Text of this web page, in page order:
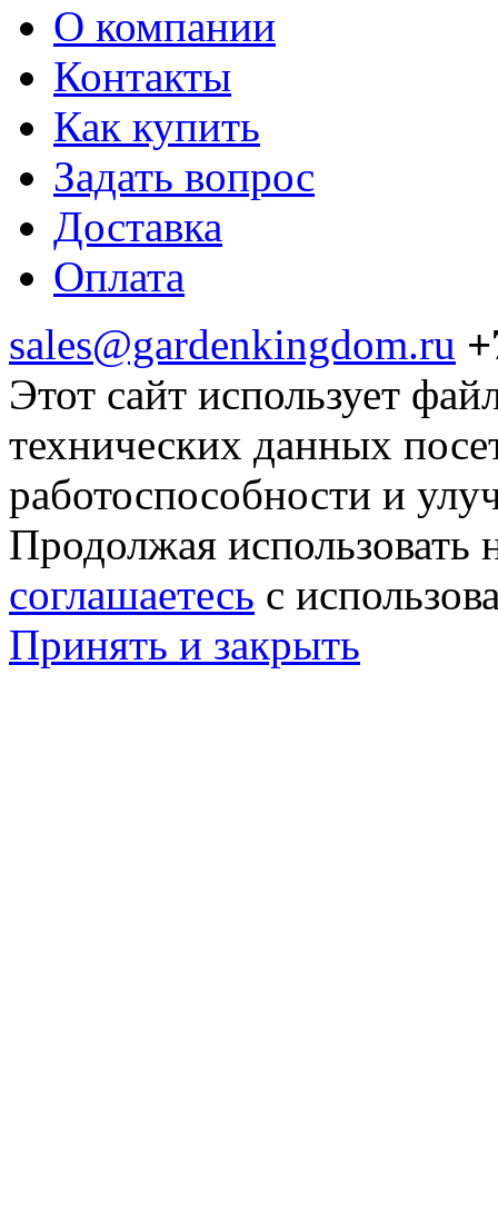
О компании
Контакты
Как купить
Задать вопрос
Доставка
Оплата
sales@gardenkingdom.ru
Этот сайт использует
технических данных
работоспособности и
Продолжая использовать
соглашаетесь с
Принять и закрыть